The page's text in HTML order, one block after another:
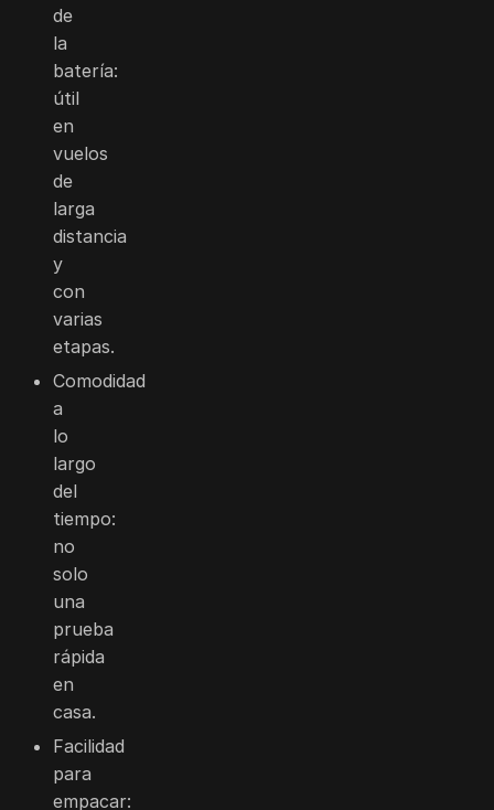
de
la
batería:
útil
en
vuelos
de
larga
distancia
y
con
varias
etapas.
Comodidad
a
lo
largo
del
tiempo:
no
solo
una
prueba
rápida
en
casa.
Facilidad
para
empacar: